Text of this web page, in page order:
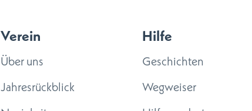
Verein
Über uns
Jahresrückblick
Hilfe
Geschichten
Wegweiser